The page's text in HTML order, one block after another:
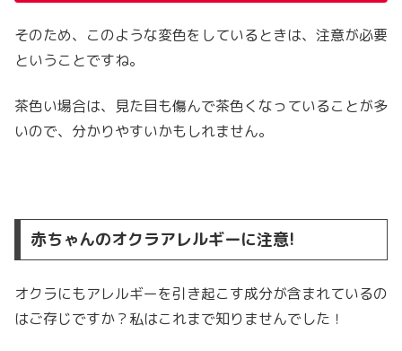
そのため、このような変色をしているときは、注意が必要
ということですね。
茶色い場合は、見た目も傷んで茶色くなっていることが多
いので、分かりやすいかもしれません。
赤ちゃんのオクラアレルギーに注意!
オクラにもアレルギーを引き起こす成分が含まれているの
はご存じですか？私はこれまで知りませんでした！